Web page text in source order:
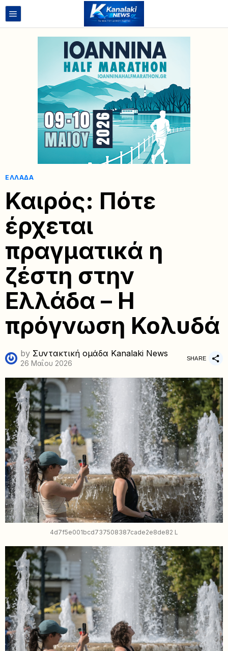
ΕΛΛΆΔΑ
Καιρός: Πότε
έρχεται
πραγματικά η
ζέστη στην
Ελλάδα – Η
πρόγνωση Κολυδά
by Συντακτική ομάδα Kanalaki News
26 Μαΐου 2026
SHARE
4d7f5e001bcd737508387cade2e8de82 L